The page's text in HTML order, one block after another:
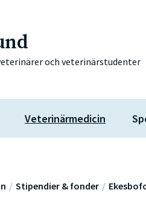
och veterinärstudenter
Veterinärmedicin
Stipendier & fonder